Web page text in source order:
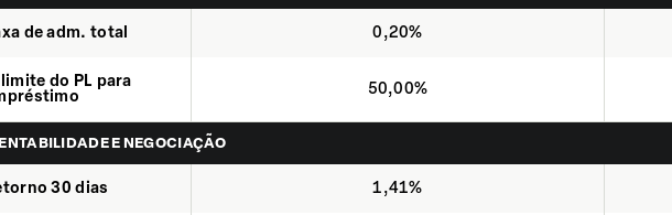
de adm. total 0,20%
limite do PL para
50,00%
E NEGOCIAÇÃO
30 dias 1,41%